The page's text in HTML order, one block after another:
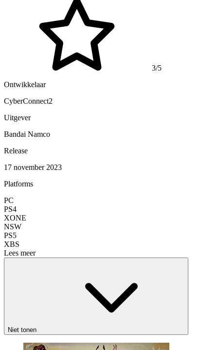
3/5
Ontwikkelaar
CyberConnect2
Uitgever
Bandai Namco
Release
17 november 2023
Platforms
PC
PS4
XONE
NSW
PS5
XBS
Lees meer
Niet tonen